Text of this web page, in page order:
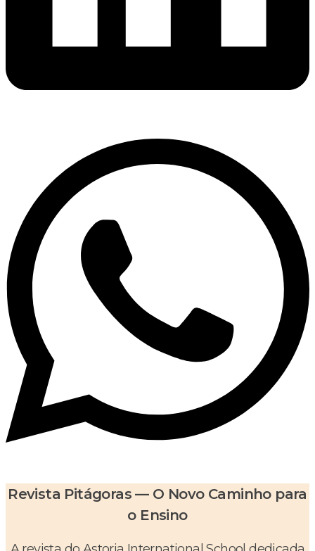
Revista Pitágoras — O Novo Caminho para
o Ensino